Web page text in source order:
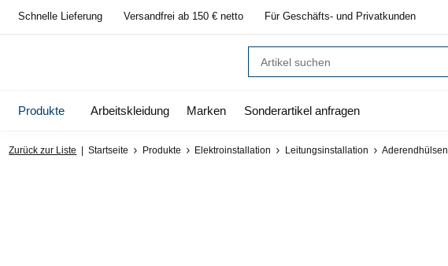
Schnelle Lieferung Versandfrei ab 150 € netto Für Geschäfts- und Privatkunden
Produkte Arbeitskleidung Marken Sonderartikel anfragen
Zurück zur Liste Startseite Produkte Elektroinstallation Leitungsinstallation Aderendhülsen